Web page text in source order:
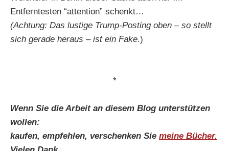
Entferntesten “attention” schenkt…
(Achtung: Das lustige Trump-Posting oben – so stellt
sich gerade heraus – ist ein Fake.)
*
Wenn Sie die Arbeit an diesem Blog unterstützen
wollen:
kaufen, empfehlen, verschenken Sie meine Bücher.